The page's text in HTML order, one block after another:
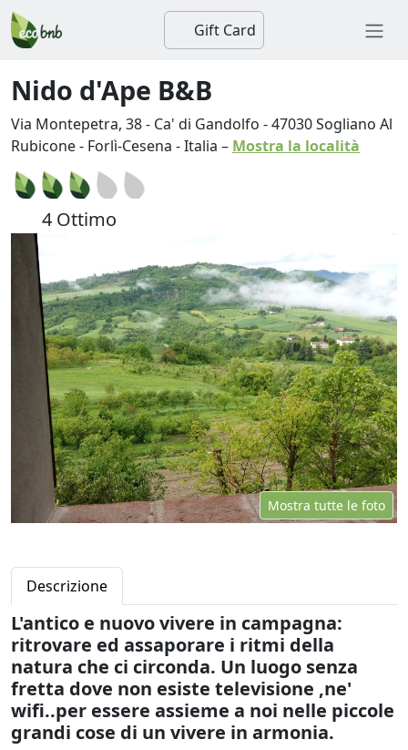
Gift Card
Nido d'Ape B&B
Via Montepetra, 38 - Ca' di Gandolfo -47030Sogliano Al
Rubicone- Forlì-Cesena -Italia – Mostra la località
4 Ottimo
Mostra tutte le foto
Descrizione
L'antico e nuovo vivere in campagna:
ritrovare ed assaporare i ritmi della
natura che ci circonda. Un luogo senza
fretta dove non esiste televisione ,ne'
wifi..per essere assieme a noi nelle piccole
grandi cose di un vivere in armonia.